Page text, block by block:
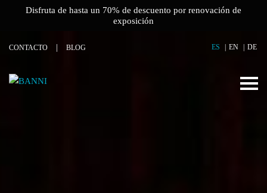
Disfruta de hasta un 70% de descuento por renovación de
exposición
CONTACTO BLOG ES EN DE